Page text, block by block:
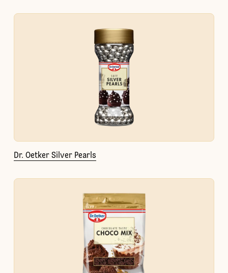
Dr. Oetker Silver Pearls